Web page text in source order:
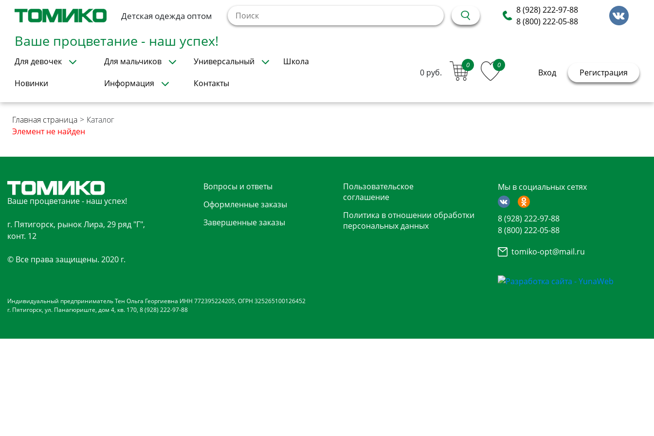
Детская одежда оптом
8 (928) 222-97-88
8 (800) 222-05-88
Ваше процветание - наш успех!
Для девочек Для мальчиков Универсальный Школа
Новинки Информация Контакты
0 руб.
0 0
Вход Регистрация
Главная страница > Каталог
Элемент не найден
Ваше процветание - наш успех!
г. Пятигорск, рынок Лира, 29 ряд "Г",
конт. 12
© Все права защищены. 2020 г.
Вопросы и ответы
Оформленные заказы
Завершенные заказы
Пользовательское
соглашение
Политика в отношении обработки
персональных данных
Мы в социальных сетях
8 (928) 222-97-88
8 (800) 222-05-88
tomiko-opt@mail.ru
Индивидуальный предприниматель Тен Ольга Георгиевна ИНН 772395224205, ОГРН 325265100126452
г. Пятигорск, ул. Панагюриште, дом 4, кв. 170, 8 (928) 222-97-88